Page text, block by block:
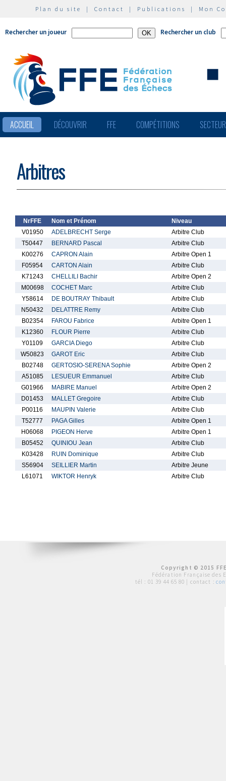
Plan du site | Contact | Publications | Mon
Rechercher un joueur Rechercher un club
ACCUEIL DÉCOUVRIR FFE COMPÉTITIONS
Arbitres
NrFFE Nom et Prénom
Niveau
V01950
ADELBRECHT Serge
Arbitre Club
T50447
BERNARD Pascal
Arbitre Club
K00276
CAPRON Alain
Arbitre Open 1
F05954
CARTON Alain
Arbitre Club
K71243
CHELLILI Bachir
Arbitre Open 2
M00698
COCHET Marc
Arbitre Club
Y58614
DE BOUTRAY Thibault
Arbitre Club
N50432
DELATTRE Remy
Arbitre Club
B02354
FAROU Fabrice
Arbitre Open 1
K12360
FLOUR Pierre
Arbitre Club
Y01109
GARCIA Diego
Arbitre Club
W50823
GAROT Eric
Arbitre Club
B02748
GERTOSIO-SERENA Sophie
Arbitre Open 2
A51085
LESUEUR Emmanuel
Arbitre Club
G01966
MABIRE Manuel
Arbitre Open 2
D01453
MALLET Gregoire
Arbitre Club
P00116
MAUPIN Valerie
Arbitre Club
T52777
PAGA Gilles
Arbitre Open 1
H06068
PIGEON Herve
Arbitre Open 1
B05452
QUINIOU Jean
Arbitre Club
K03428
RUIN Dominique
Arbitre Club
S56904
SEILLIER Martin
Arbitre Jeune
L61071
WIKTOR Henryk Arbitre Club
Copyright © 2015
Fédération Française des
tél : 01 39 44 65 80 | contact :